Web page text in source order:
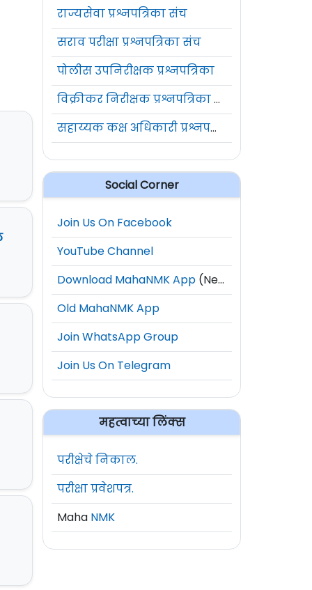
राज्यसेवा प्रश्नपत्रिका संच
सराव परीक्षा प्रश्नपत्रिका संच
पोलीस उपनिरीक्षक प्रश्नपत्रिका
विक्रीकर निरीक्षक प्रश्नपत्रिका संच
सहाय्यक कक्ष अधिकारी प्रश्नपत्रिका संच
Social Corner
Join Us On Facebook
YouTube Channel
Download MahaNMK App (New)
Old MahaNMK App
Join WhatsApp Group
Join Us On Telegram
महत्वाच्या लिंक्स
परीक्षेचे निकाल.
परीक्षा प्रवेशपत्र.
Maha NMK